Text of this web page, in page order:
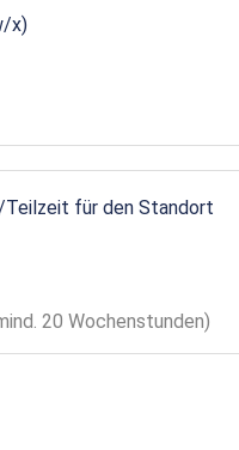
x)
für den Standort
20 Wochenstunden)